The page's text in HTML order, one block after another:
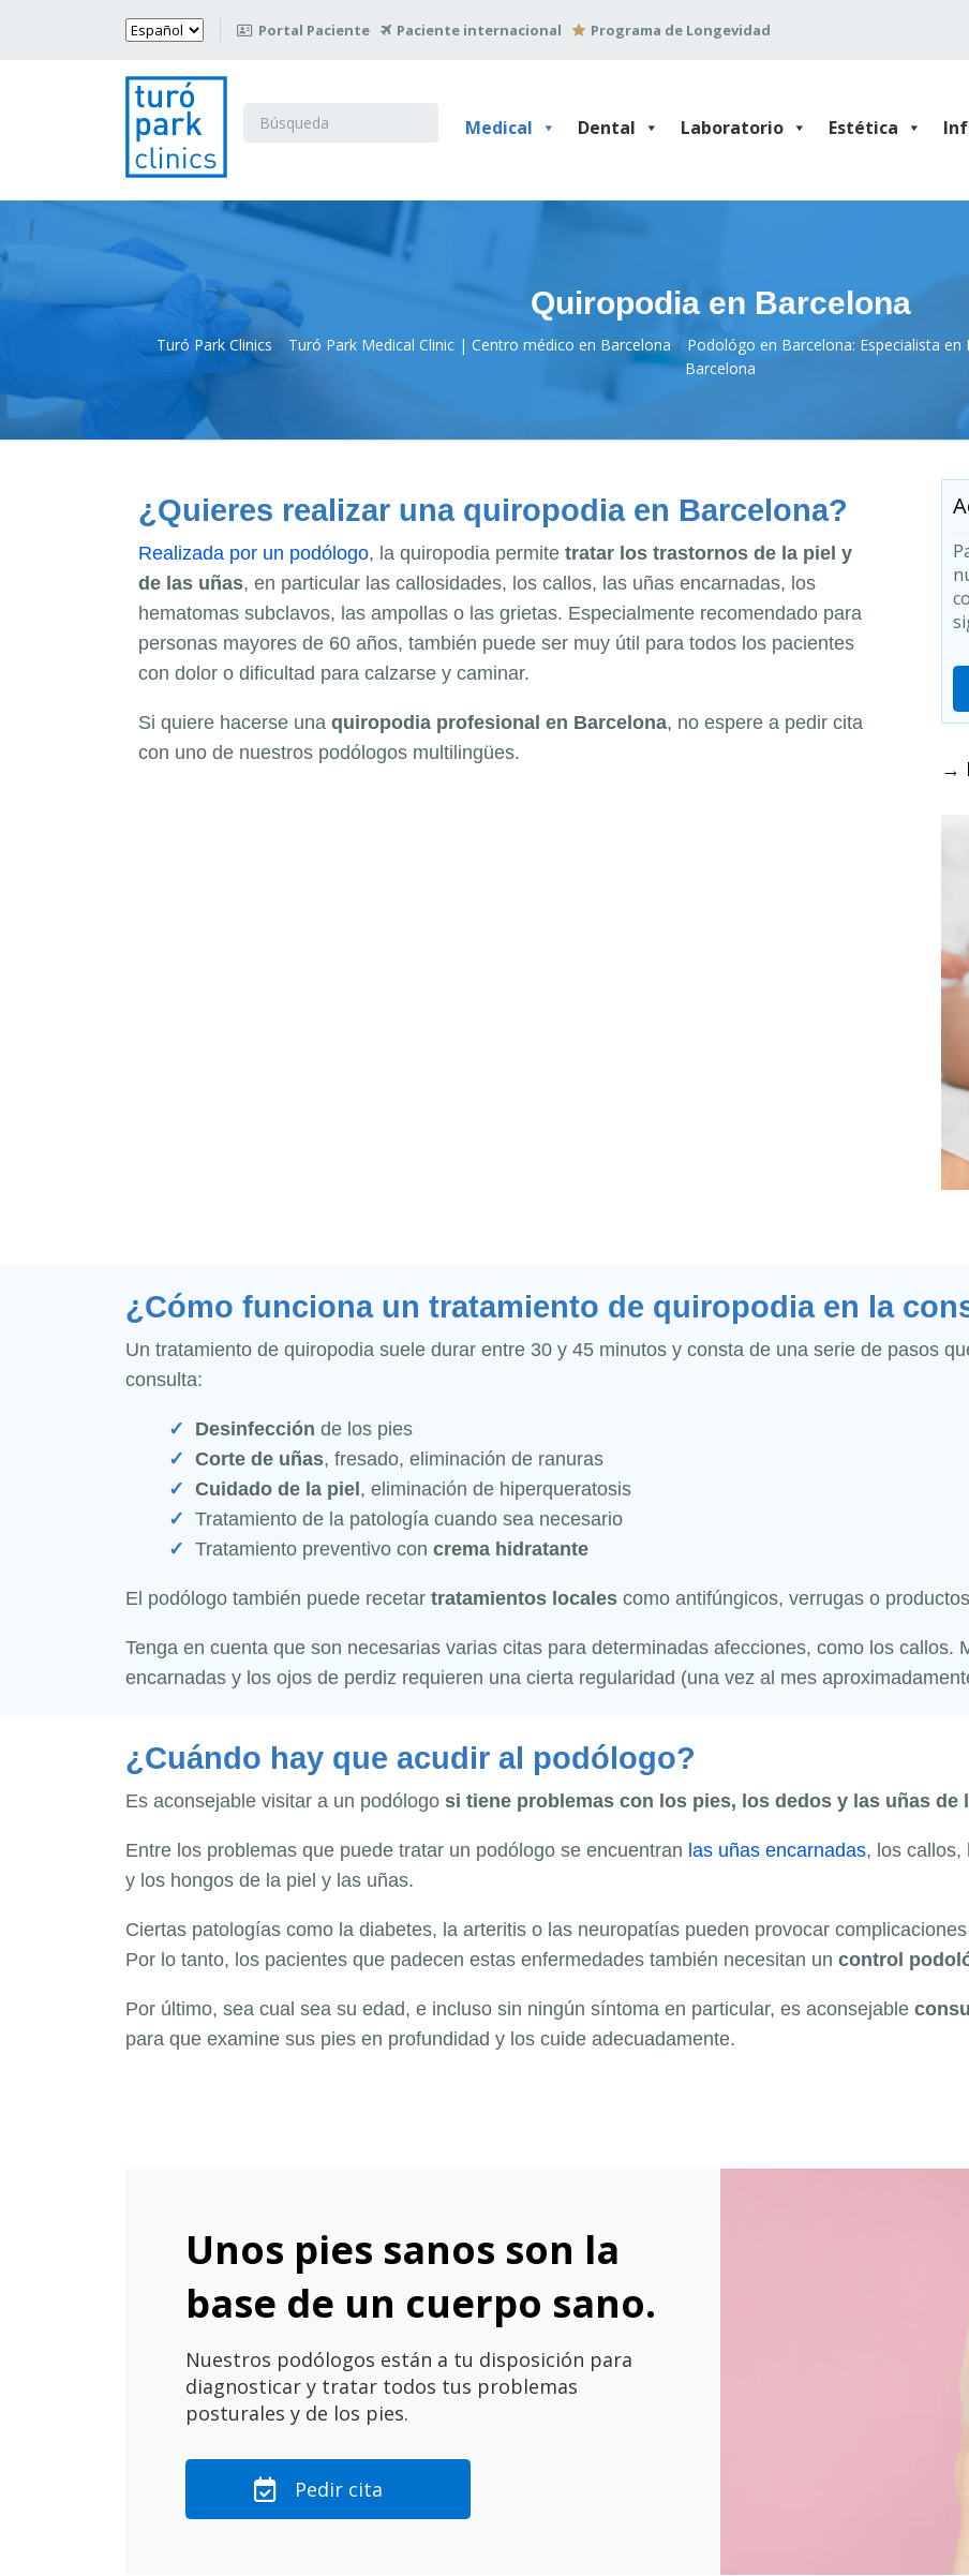
Elegir
 Portal Paciente Paciente internacional Programa de Longevidad
Buscar: Medical Dental Laboratorio Estética
Quiropodia en Barcelona
Turó Park Clinics Turó Park Medical Clinic | Centro médico en Barcelona Podológo en Barcelona: Especialista en
Barcelona
¿Quieres realizar una quiropodia en Barcelona?
Realizada por un podólogo, la quiropodia permite tratar los trastornos de la piel y
de las uñas, en particular las callosidades, los callos, las uñas encarnadas, los
hematomas subclavos, las ampollas o las grietas. Especialmente recomendado para
personas mayores de 60 años, también puede ser muy útil para todos los pacientes
con dolor o dificultad para calzarse y caminar.
Si quiere hacerse una quiropodia profesional en Barcelona, no espere a pedir cita
con uno de nuestros podólogos multilingües.
→
¿Cómo funciona un tratamiento de quiropodia en la
Un tratamiento de quiropodia suele durar entre 30 y 45 minutos y consta de una serie de pasos
consulta:
Desinfección de los pies
Corte de uñas, fresado, eliminación de ranuras
Cuidado de la piel , eliminación de hiperqueratosis
Tratamiento de la patología cuando sea necesario
Tratamiento preventivo con crema hidratante
El podólogo también puede recetar tratamientos locales como antifúngicos, verrugas o
Tenga en cuenta que son necesarias varias citas para determinadas afecciones, como los callos.
encarnadas y los ojos de perdiz requieren una cierta regularidad (una vez al mes
¿Cuándo hay que acudir al podólogo?
Es aconsejable visitar a un podólogo si tiene problemas con los pies, los dedos y las uñas de
Entre los problemas que puede tratar un podólogo se encuentran las uñas encarnadas, los callos,
y los hongos de la piel y las uñas.
Ciertas patologías como la diabetes, la arteritis o las neuropatías pueden provocar
Por lo tanto, los pacientes que padecen estas enfermedades también necesitan un control
Por último, sea cual sea su edad, e incluso sin ningún síntoma en particular, es aconsejable
para que examine sus pies en profundidad y los cuide adecuadamente.
Unos pies sanos son la
base de un cuerpo sano.
Nuestros podólogos están a tu disposición para
diagnosticar y tratar todos tus problemas
posturales y de los pies.
Pedir cita